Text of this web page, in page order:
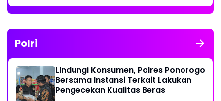
Polri
Lindungi Konsumen, Polres Ponorogo
Bersama Instansi Terkait Lakukan
Pengecekan Kualitas Beras